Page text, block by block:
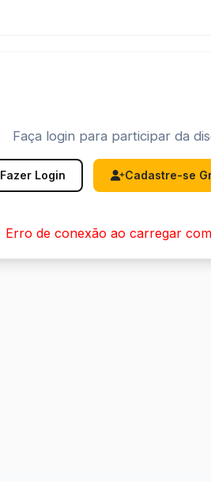
Faça login para participar da
Fazer Login Cadastre-se
Erro de conexão ao carregar